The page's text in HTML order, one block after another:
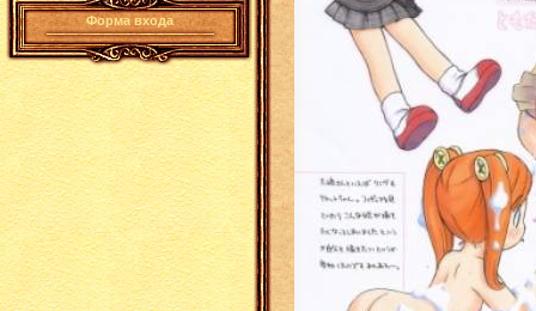
Форма входа